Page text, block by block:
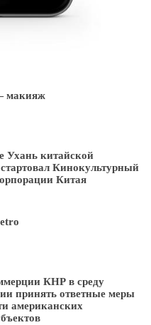
макияж
Ухань китайской
Кинокультурный
Китая
КНР в среду
принять ответные меры
американских